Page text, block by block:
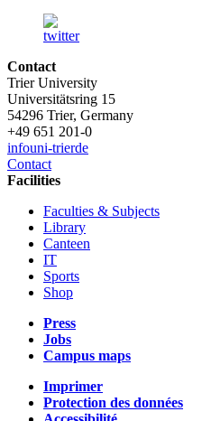
Contact
Trier University
Universitätsring 15
54296 Trier, Germany
+49 651 201-0
infouni-trierde
Contact
Facilities
Faculties & Subjects
Library
Canteen
IT
Sports
Shop
Press
Jobs
Campus maps
Imprimer
Protection des données